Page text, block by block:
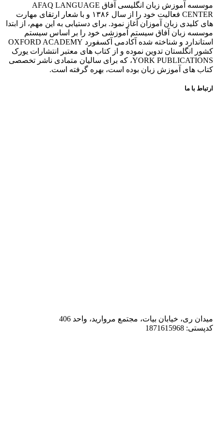
موسسه آموزش زبان انگلیسی آفاق AFAQ LANGUAGE
CENTER فعالیت خود را از سال ۱۳۸۶ و با شعار ارتقای مهارت
های کلیدی زبان آموزان آغاز نمود. برای دستیابی به این مهم، از ابتدا
موسسه زبان آفاق سیستم آموزشی خود را بر اساس سیستم
استاندارد و شناخته شده آکادمی آکسفورد OXFORD ACADEMY
کشور انگلستان تدوین نموده و از کتاب های معتبر انتشارات یورک
YORK PUBLICATIONS، که برای سالیان متمادی ناشر تخصصی
کتاب های آموزش زبان بوده است، بهره گرفته است.
ارتباط با ما
میدان ری، خیابان بیات، مجتمع مروارید، واحد 406
کدپستی: 1871615968